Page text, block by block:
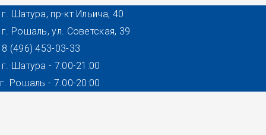
г. Шатура, пр-кт Ильича, 40
г. Рошаль, ул. Советская, 39
8 (496) 453-03-33
г. Шатура - 7:00-21:00
г. Рошаль - 7.00-20:00